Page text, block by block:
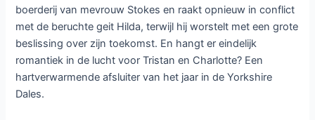
boerderij van mevrouw Stokes en raakt opnieuw in conflict
met de beruchte geit Hilda, terwijl hij worstelt met een grote
beslissing over zijn toekomst. En hangt er eindelijk
romantiek in de lucht voor Tristan en Charlotte? Een
hartverwarmende afsluiter van het jaar in de Yorkshire
Dales.